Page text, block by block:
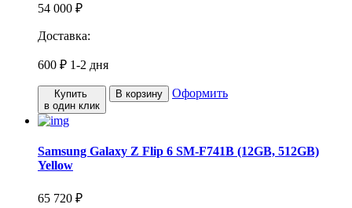
54 000 ₽
Доставка:
600 ₽ 1-2 дня
Купить
в один клик
В корзину Оформить
Samsung Galaxy Z Flip 6 SM-F741B (12GB, 512GB)
Yellow
65 720 ₽